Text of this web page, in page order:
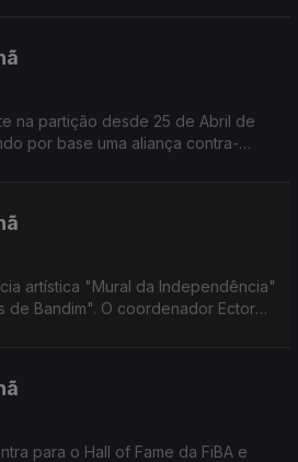
na partição desde 25 de Abril de
artística "Mural da Independência"
de Bandim". O coordenador Ector
para o Hall of Fame da FiBA e